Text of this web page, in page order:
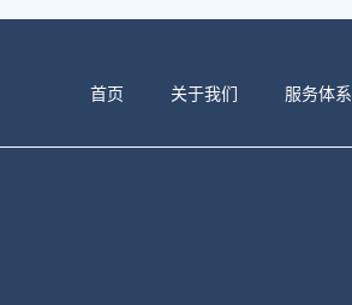
首页 关于我们 服务体系